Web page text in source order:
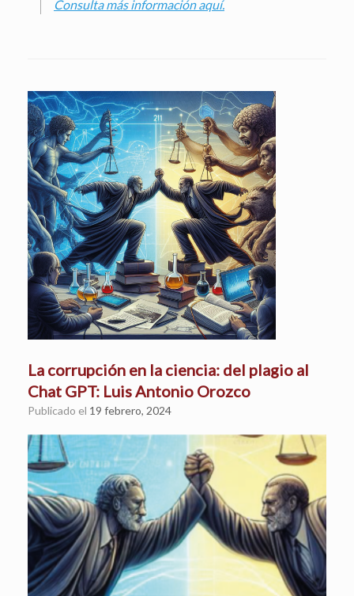
Consulta más información aquí.
La corrupción en la ciencia: del plagio al
Chat GPT: Luis Antonio Orozco
Publicado el 19 febrero, 2024